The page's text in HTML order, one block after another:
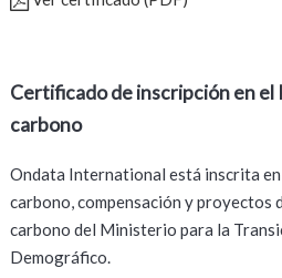
Certificado de inscripción en el
carbono
Ondata International está inscrita
carbono, compensación y proyectos
carbono del Ministerio para la
Demográfico.